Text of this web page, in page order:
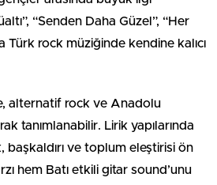
“Senden Daha Güzel”, “Her
Türk rock müziğinde kendine kalıcı
alternatif rock ve Anadolu
tanımlanabilir. Lirik yapılarında
başkaldırı ve toplum eleştirisi ön
hem Batı etkili gitar sound’unu